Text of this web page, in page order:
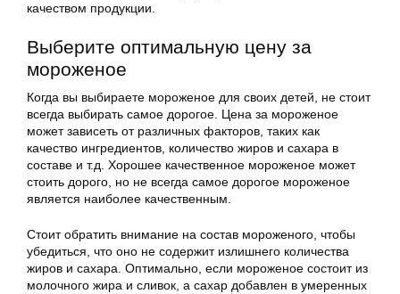
качеством продукции.
Выберите оптимальную цену за
мороженое
Когда вы выбираете мороженое для своих детей, не стоит
всегда выбирать самое дорогое. Цена за мороженое
может зависеть от различных факторов, таких как
качество ингредиентов, количество жиров и сахара в
составе и т.д. Хорошее качественное мороженое может
стоить дорого, но не всегда самое дорогое мороженое
является наиболее качественным.
Стоит обратить внимание на состав мороженого, чтобы
убедиться, что оно не содержит излишнего количества
жиров и сахара. Оптимально, если мороженое состоит из
молочного жира и сливок, а сахар добавлен в умеренных